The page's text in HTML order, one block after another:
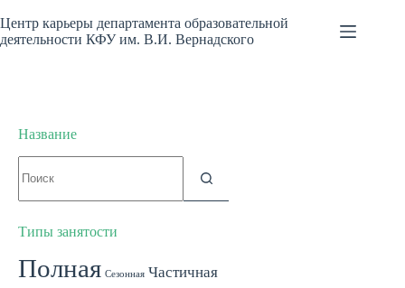
к
сути
Центр карьеры департамента образовательной
деятельности КФУ им. В.И. Вернадского
Название
не
Типы занятости
Полная Сезонная Частичная